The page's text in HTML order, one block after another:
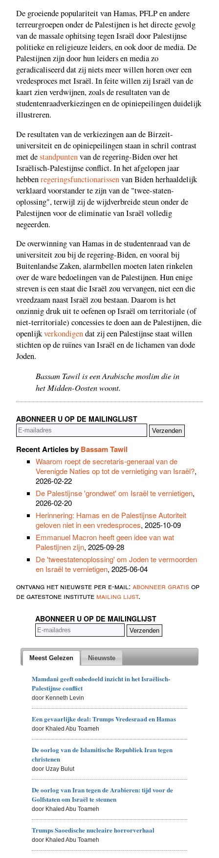
De groeiende populariteit van Hamas, PFLP en andere
terreurgroepen onder de Palestijnen is het directe gevolg
van de massale ophitsing tegen Israël door Palestijnse
politieke en religieuze leiders, en ook door de media. De
Palestijnen zijn door hun leiders en media zo
geradicaliseerd dat zij niets meer willen horen over een
vredesproces met Israël. In feite willen zij Israël van de
kaart zien verdwijnen, zoals de resultaten van de
studentenraadverkiezingen en de opiniepeilingen duidelijk
illustreren.
De resultaten van de verkiezingen aan de Birzeit-
universiteit en de opiniepeilingen staan in schril contrast
met destandpuntenvan de regering-Biden over het
Israëlisch-Palestijnse conflict. In het afgelopen jaar
hebbenregeringsfunctionarissenvan Biden herhaaldelijk
verklaard voorstander te zijn van de "twee-staten-
oplossing", terwijl zij de wijdverbreide steun onder de
Palestijnen voor de eliminatie van Israël volledig
negeerden.
De overwinning van Hamas in de studentenraad van de
universiteit zou bij de regering-Biden, en vooral bij
Buitenlandse Zaken, alarmbellen moeten laten rinkelen
over de ware bedoelingen van de Palestijnen. Hun enige
streven is een staat die Israël zou vervangen, niet een die
vreedzaam naast Israël zou bestaan. Daarom is het
onzinnig druk uit te oefenen op Israël om territoriale (of
niet-territoriale) concessies te doen aan de Palestijnen, die
openlijkverkondigendat zij een Palestijnse staat willen
stichten op de ruïnes van Israël en de lichamen van dode
Joden.
Bassam Tawil is een Arabische moslim die in
het Midden-Oosten woont.
ABONNEER U OP DE MAILINGLIJST
Recent Articles by Bassam Tawil
Waarom roept de secretaris-generaal van de
Verenigde Naties op tot de vernietiging van Israël?,
2026-02-22
De Palestijnse 'grondwet' om Israël te vernietigen,
2026-02-20
Herinnering: Hamas en de Palestijnse Autoriteit
geloven niet in een vredesproces, 2025-10-09
Emmanuel Macron heeft geen idee van wat
Palestijnen zijn, 2025-09-28
De 'tweestatenoplossing' om Joden te vermoorden
en Israël te vernietigen, 2025-06-04
ontvang het nieuwste per e-mail: abonneer gratisop
de gatestone institute mailing lijst.
ABONNEER U OP DE MAILINGLIJST
Meest Gelezen Nieuwste
Mamdani geeft onbedoeld inzicht in het Israëlisch-
Palestijnse conflict
door Kenneth Levin
Een gevaarlijke deal: Trumps Vredesraad en Hamas
door Khaled Abu Toameh
De oorlog van de Islamitische Republiek Iran tegen
christenen
door Uzay Bulut
De oorlog van Iran tegen de Arabieren: tijd voor de
Golfstaten om Israël te steunen
door Khaled Abu Toameh
Trumps Saoedische nucleaire horrorverhaal
door Khaled Abu Toameh